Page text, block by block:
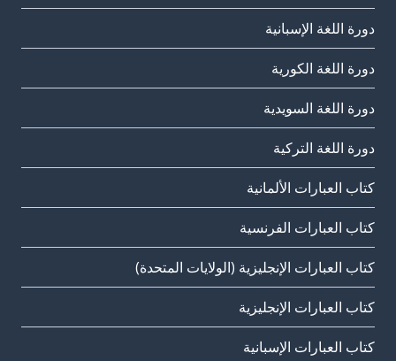
دورة اللغة الإسبانية
دورة اللغة الكورية
دورة اللغة السويدية
دورة اللغة التركية
كتاب العبارات الألمانية
كتاب العبارات الفرنسية
كتاب العبارات الإنجليزية (الولايات المتحدة)
كتاب العبارات الإنجليزية
كتاب العبارات الإسبانية